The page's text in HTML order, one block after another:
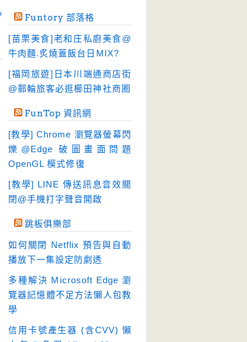
畫面擷取 (36)
看圖程式 (17)
硬碟工具 (64)
系統工具 (242)
(188)
翻譯軟體 (3)
輸入法 (4)
Funtory 部落格
[苗栗美食]老和庄私廚美食@
牛肉麵.炙燒蓋飯台日MIX?
[福岡旅遊]日本川端通商店街
@郵輪旅客必逛櫛田神社商圈
FunTop 資訊網
[教學] Chrome 瀏覽器螢幕閃
爍@Edge 破圖畫面問題
OpenGL 模式修復
[教學] LINE 傳送訊息音效關
閉@手機打字聲音開啟
跳板俱樂部
如何關閉 Netflix 預告與自動
播放下一集設定防劇透
多種解決 Microsoft Edge 瀏
覽器記憶體不足方法懶人包教
學
信用卡號產生器 (含CVV) 懶